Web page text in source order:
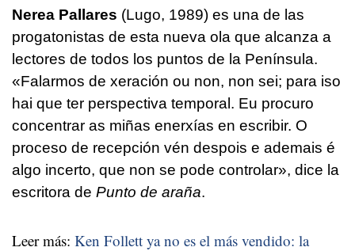
Nerea Pallares (Lugo, 1989) es una de las
progatonistas de esta nueva ola que alcanza a
lectores de todos los puntos de la Península.
«Falarmos de xeración ou non, non sei; para iso
hai que ter perspectiva temporal. Eu procuro
concentrar as miñas enerxías en escribir. O
proceso de recepción vén despois e ademais é
algo incerto, que non se pode controlar», dice la
escritora de Punto de araña.
Leer más: Ken Follett ya no es el más vendido: la